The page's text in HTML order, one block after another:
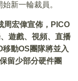
新一輪裁員。
周宏偉宣佈，PICO
遊戲、視頻、直播
動OS團隊將並入
留少部分硬件團